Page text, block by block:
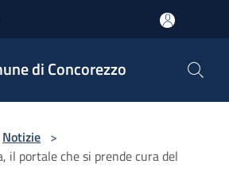
di Concorezzo
Notizie >
il portale che si prende cura del